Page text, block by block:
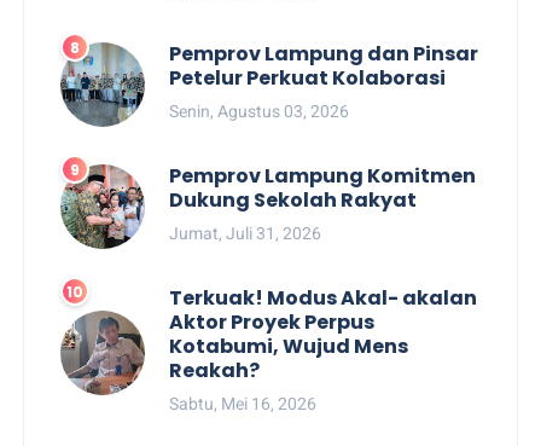
Pemprov Lampung dan Pinsar
Petelur Perkuat Kolaborasi
Senin, Agustus 03, 2026
Pemprov Lampung Komitmen
Dukung Sekolah Rakyat
Jumat, Juli 31, 2026
Terkuak! Modus Akal- akalan
Aktor Proyek Perpus
Kotabumi, Wujud Mens
Reakah?
Sabtu, Mei 16, 2026